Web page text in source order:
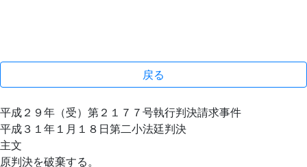
戻る
平成２９年（受）第２１７７号執行判決請求事件
平成３１年１月１８日第二小法廷判決
主文
原判決を破棄する。